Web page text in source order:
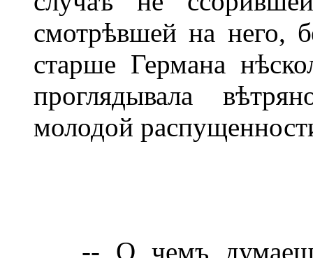
смотрѣвшей на него,
старше Германа
проглядывала
молодой
-- О чемъ думаешь,